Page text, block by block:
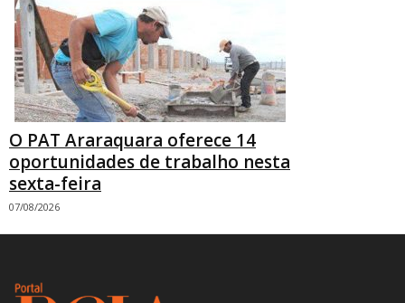
O PAT Araraquara oferece 14
oportunidades de trabalho nesta
sexta-feira
07/08/2026